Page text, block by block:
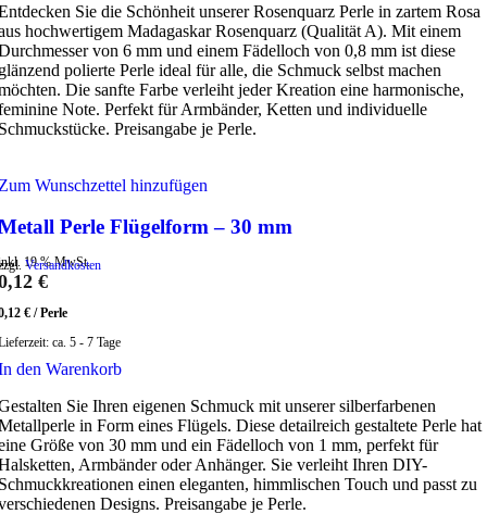
Sie die Schönheit unserer Rosenquarz Perle in zartem Rosa
hochwertigem Madagaskar Rosenquarz (Qualität A). Mit einem
von 6 mm und einem Fädelloch von 0,8 mm ist diese
polierte Perle ideal für alle, die Schmuck selbst machen
Die sanfte Farbe verleiht jeder Kreation eine harmonische,
Note. Perfekt für Armbänder, Ketten und individuelle
Preisangabe je Perle.
Wunschzettel hinzufügen
Perle Flügelform – 30 mm
19 % MwSt.
Versandkosten
€
€ /Perle
ca. 5 - 7 Tage
den Warenkorb
Sie Ihren eigenen Schmuck mit unserer silberfarbenen
in Form eines Flügels. Diese detailreich gestaltete Perle hat
Größe von 30 mm und ein Fädelloch von 1 mm, perfekt für
Armbänder oder Anhänger. Sie verleiht Ihren DIY-
einen eleganten, himmlischen Touch und passt zu
Designs. Preisangabe je Perle.